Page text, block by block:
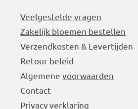
Veelgestelde vragen
Zakelijk bloemen bestellen
Verzendkosten & Levertijden
Retour beleid
Algemenevoorwaarden
Contact
Privacy verklaring